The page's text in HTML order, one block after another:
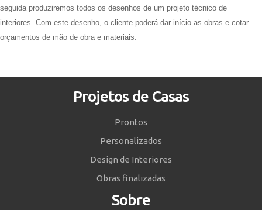
seguida produziremos todos os desenhos de um projeto técnico de
interiores. Com este desenho, o cliente poderá dar início as obras e cotar
orçamentos de mão de obra e materiais.
Projetos de Casas
Prontos
Personalizados
Design de Interiores
Obras finalizadas
Sobre